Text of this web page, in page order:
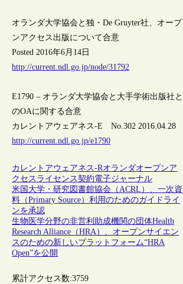
オランダ大学協会と独・De Gruyter社、オープ
ンアクセス出版について合意
Posted 2016年6月14日
http://current.ndl.go.jp/node/31792
E1790 – オランダ大学協会と大手学術出版社と
のOAに関する合意
カレントアウェアネス-E No.302 2016.04.28
http://current.ndl.go.jp/e1790
カレントアウェアネス-Rオランダオープンア
クセス ライセンス契約電子ジャーナル
米国大学・研究図書館協会（ACRL）、一次資
料（Primary Source）利用のためのガイドライ
ンを承認
生物医学分野の非営利助成機関の団体Health
Research Alliance（HRA）、オープンサイエン
スのための新しいプラットフォーム“HRA
Open”を公開
累計アクセス数:3759